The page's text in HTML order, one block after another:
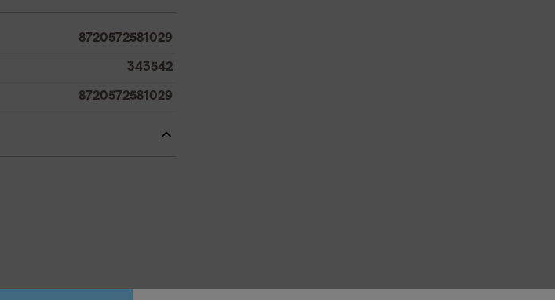
8720572581029
343542
8720572581029